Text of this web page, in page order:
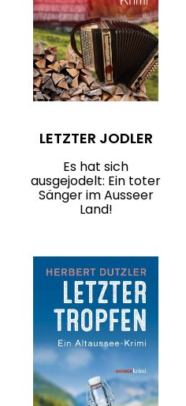
LETZTER JODLER
Es hat sich
ausgejodelt: Ein toter
Sänger im Ausseer
Land!